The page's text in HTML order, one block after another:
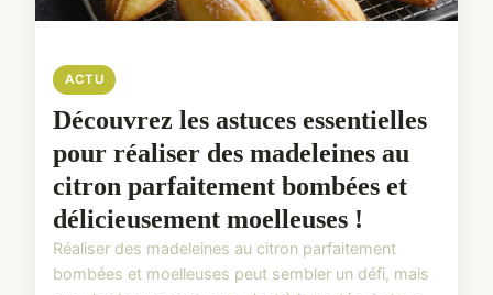
ACTU
Découvrez les astuces essentielles
pour réaliser des madeleines au
citron parfaitement bombées et
délicieusement moelleuses !
Réaliser des madeleines au citron parfaitement
bombées et moelleuses peut sembler un défi, mais